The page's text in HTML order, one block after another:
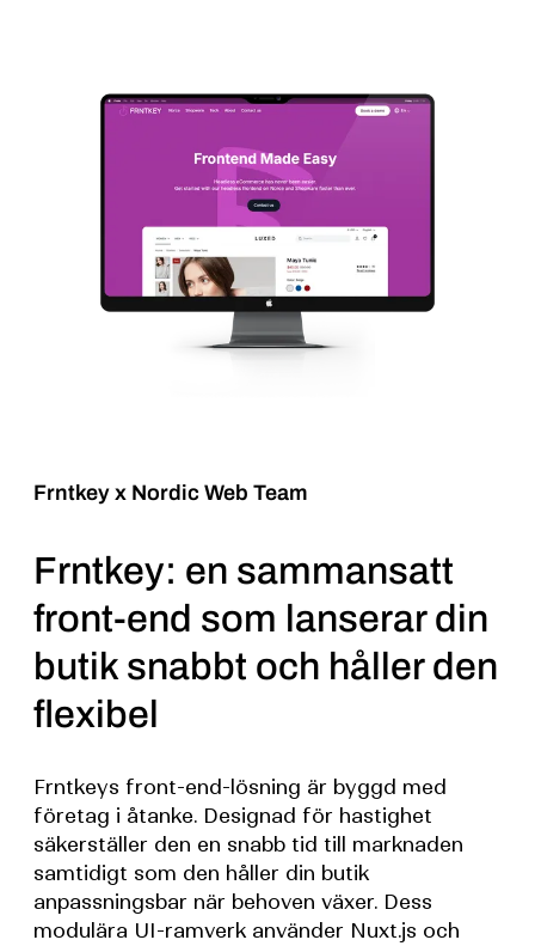
Frntkey x Nordic Web Team
Frntkey: en sammansatt
front-end som lanserar din
butik snabbt och håller den
flexibel
Frntkeys front-end-lösning är byggd med
företag i åtanke. Designad för hastighet
säkerställer den en snabb tid till marknaden
samtidigt som den håller din butik
anpassningsbar när behoven växer. Dess
modulära UI-ramverk använder Nuxt.js och